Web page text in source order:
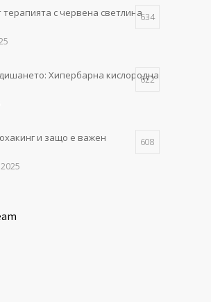
изцелява само –
490
2025
терапията с червена светлина634
Хипербарна кислородна терапия в
622
и защо е важен 608
събужда клетките
тъканна регенерация